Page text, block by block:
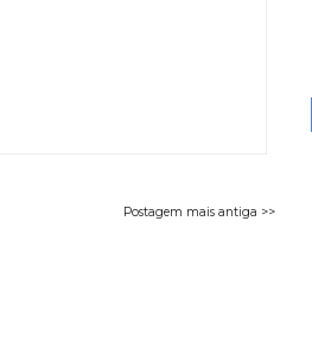
Postagem mais antiga >>